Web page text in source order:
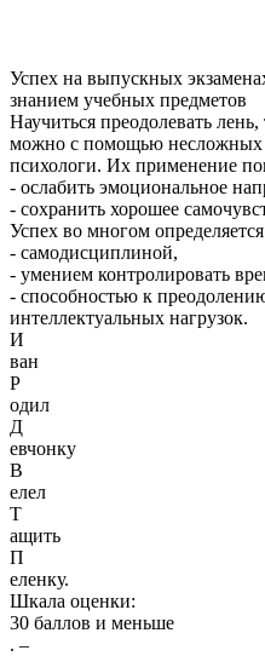
Успех на выпускных
знанием учебных предметов
Научиться преодолевать лень,
можно с помощью несложных
психологи. Их применение
- ослабить эмоциональное
- сохранить хорошее
Успех во многом
- самодисциплиной,
- умением контролировать
- способностью к
интеллектуальных нагрузок.
И
ван
Р
одил
Д
евчонку
В
елел
Т
ащить
П
еленку.
Шкала оценки:
30 баллов и меньше
. –